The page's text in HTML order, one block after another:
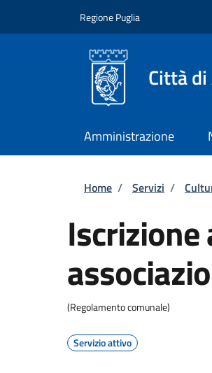
Regione Puglia
Città
Amministrazione
Briciole di
Home / Servizi /
(Regolamento comunale)
Servizio attivo